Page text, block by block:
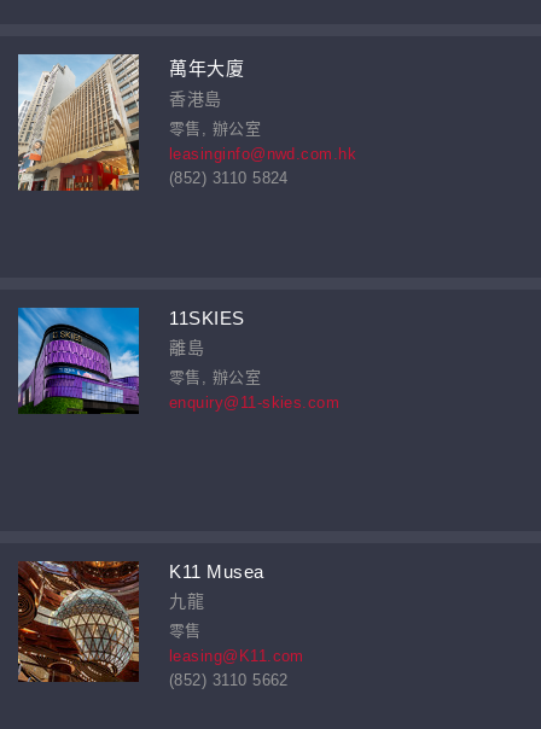
萬年大廈
香港島
零售, 辦公室
leasinginfo@nwd.com.hk
(852) 3110 5824
11SKIES
離島
零售, 辦公室
enquiry@11-skies.com
K11 Musea
九龍
零售
leasing@K11.com
(852) 3110 5662